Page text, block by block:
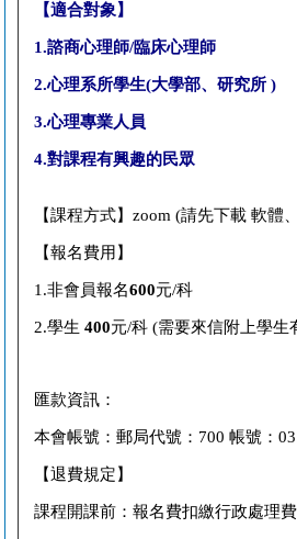
【適合對象】
1.諮商心理師/臨床心理師
2.心理系所學生(大學部、研究所 )
3.心理專業人員
4.對課程有興趣的民眾
【課程方式】 zoom (請先下載 軟體
【報名費用】
1.非會員報名600元/科
2.學生 400元/科 (需要來信附上學生
匯款資訊：
本會帳號：郵局代號： 700 帳號：
【退費規定】
課程開課前：報名費扣繳行政處理費